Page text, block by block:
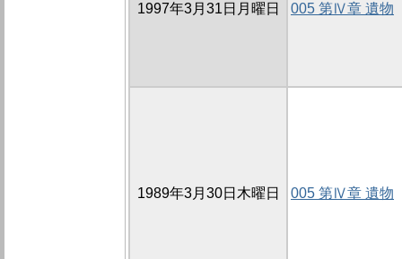
1997年3月31日月曜日 005 第Ⅳ章 遺物
1989年3月30日木曜日 005 第Ⅳ章 遺物